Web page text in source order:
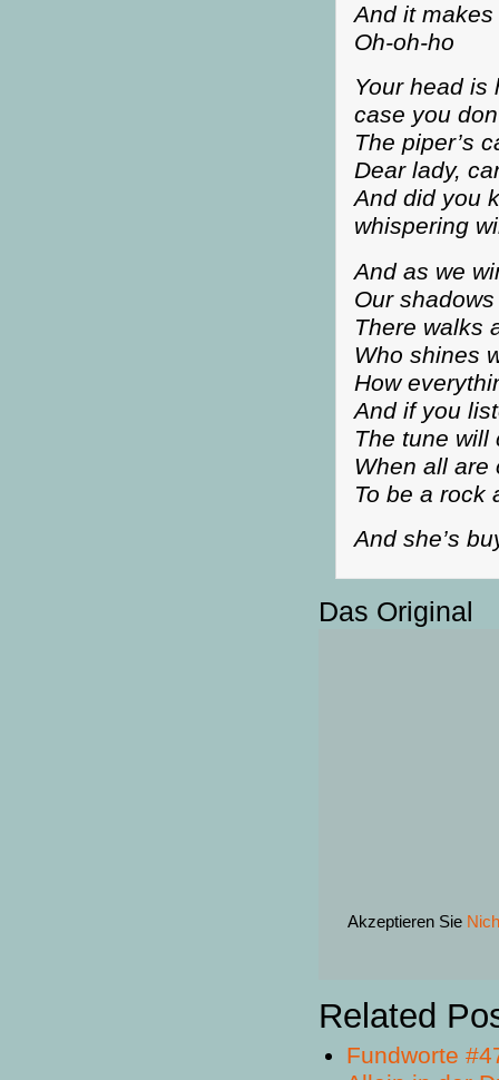
And it
Oh-oh-ho
Your head is
case you
The piper’s
Dear lady,
And did you
whispering
And as we
Our
There walks
Who shines
How
And if you
The tune will
When all are
To be a rock
And she’s
Das Original
Akzeptieren Sie
Related
Fundworte